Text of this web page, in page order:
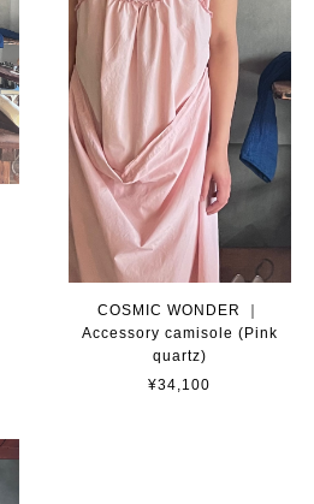
COSMIC WONDER ｜
Accessory camisole (Pink
quartz)
¥34,100